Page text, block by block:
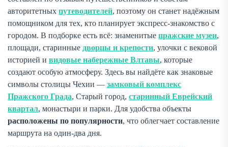
авторитетных путеводителей, поэтому он станет надёжным
помощником для тех, кто планирует экспресс-знакомство с
городом. В подборке есть всё: знаменитые пражские музеи,
площади, старинные дворцы и крепости, улочки с вековой
историей и видовые набережные Влтавы, которые
создают особую атмосферу. Здесь вы найдёте как знаковые
символы столицы Чехии — замковый комплекс
Пражского Града, Старый город, старинный Еврейский
квартал, монастыри и парки. Для удобства объекты
расположены по популярности, что облегчает составление
маршрута на один-два дня.